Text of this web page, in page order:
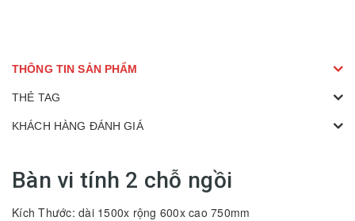
THÔNG TIN SẢN PHẨM
THẺ TAG
KHÁCH HÀNG ĐÁNH GIÁ
Bàn vi tính 2 chỗ ngồi
Kích Thước: dài 1500x rộng 600x cao 750mm